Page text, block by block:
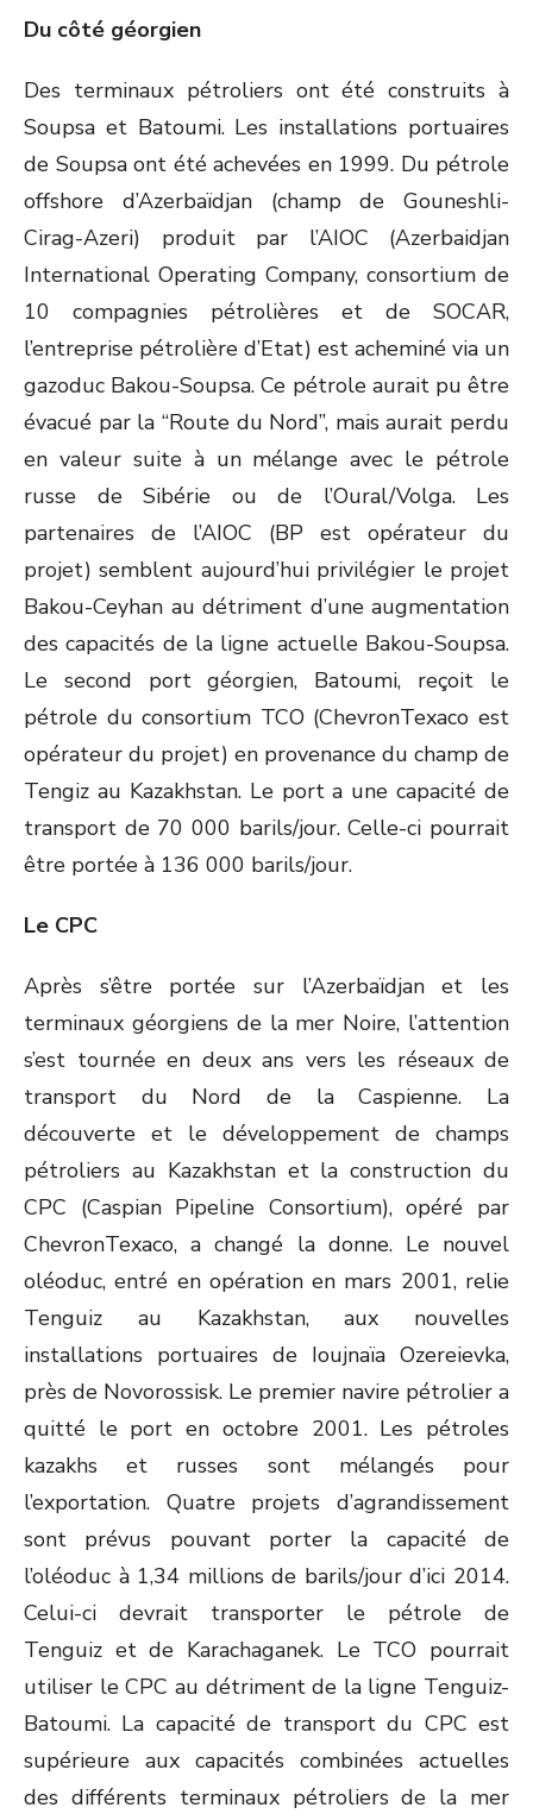
Du côté géorgien
Des terminaux pétroliers ont été construits à
Soupsa et Batoumi. Les installations portuaires
de Soupsa ont été achevées en 1999. Du pétrole
offshore d’Azerbaïdjan (champ de Gouneshli-
Cirag-Azeri) produit par l’AIOC (Azerbaidjan
International Operating Company, consortium de
10 compagnies pétrolières et de SOCAR,
l’entreprise pétrolière d’Etat) est acheminé via un
gazoduc Bakou-Soupsa. Ce pétrole aurait pu être
évacué par la “Route du Nord”, mais aurait perdu
en valeur suite à un mélange avec le pétrole
russe de Sibérie ou de l’Oural/Volga. Les
partenaires de l’AIOC (BP est opérateur du
projet) semblent aujourd’hui privilégier le projet
Bakou-Ceyhan au détriment d’une augmentation
des capacités de la ligne actuelle Bakou-Soupsa.
Le second port géorgien, Batoumi, reçoit le
pétrole du consortium TCO (ChevronTexaco est
opérateur du projet) en provenance du champ de
Tengiz au Kazakhstan. Le port a une capacité de
transport de 70 000 barils/jour. Celle-ci pourrait
être portée à 136 000 barils/jour.
Le CPC
Après s’être portée sur l’Azerbaïdjan et les
terminaux géorgiens de la mer Noire, l’attention
s’est tournée en deux ans vers les réseaux de
transport du Nord de la Caspienne. La
découverte et le développement de champs
pétroliers au Kazakhstan et la construction du
CPC (Caspian Pipeline Consortium), opéré par
ChevronTexaco, a changé la donne. Le nouvel
oléoduc, entré en opération en mars 2001, relie
Tenguiz au Kazakhstan, aux nouvelles
installations portuaires de Ioujnaïa Ozereievka,
près de Novorossisk. Le premier navire pétrolier a
quitté le port en octobre 2001. Les pétroles
kazakhs et russes sont mélangés pour
l’exportation. Quatre projets d’agrandissement
sont prévus pouvant porter la capacité de
l’oléoduc à 1,34 millions de barils/jour d’ici 2014.
Celui-ci devrait transporter le pétrole de
Tenguiz et de Karachaganek. Le TCO pourrait
utiliser le CPC au détriment de la ligne Tenguiz-
Batoumi. La capacité de transport du CPC est
supérieure aux capacités combinées actuelles
des différents terminaux pétroliers de la mer